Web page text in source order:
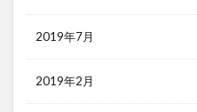
2019年7月
2019年2月